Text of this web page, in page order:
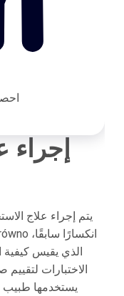
إجراء
يتم إجراء علاج
الذي يقيس كيفية
الاختبارات
يستخدمها طبيب